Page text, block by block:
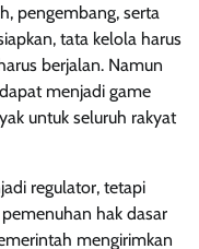
pengembang, serta
tata kelola harus
berjalan. Namun
menjadi game
untuk seluruh rakyat
regulator, tetapi
hak dasar
mengirimkan